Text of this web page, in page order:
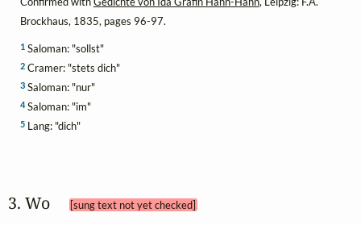
Brockhaus, 1835, pages 96-97.
1Saloman: "sollst"
2Cramer: "stets dich"
3Saloman: "nur"
4Saloman: "im"
5Lang: "dich"
3. Wo [sung text not yet checked]